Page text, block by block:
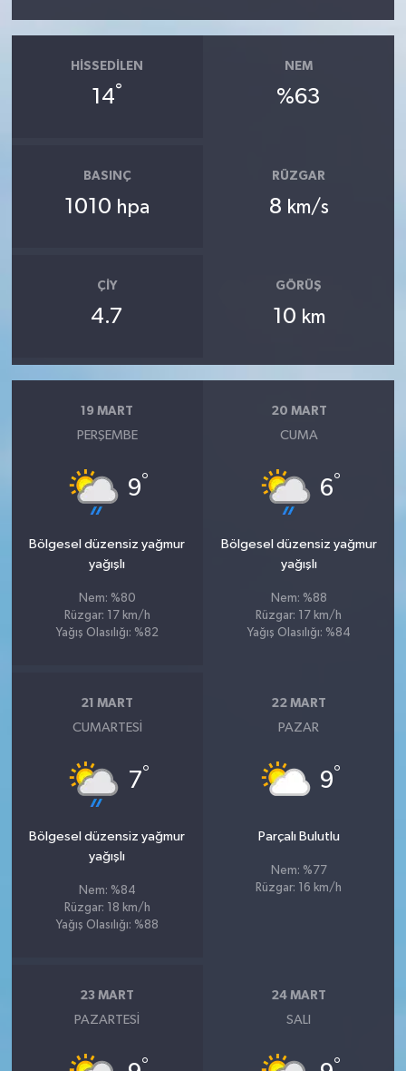
HISSEDILEN
14°
NEM
%63
BASINÇ
1010 hpa
RÜZGAR
8 km/s
ÇIY
4.7
GÖRÜŞ
10 km
19 MART
PERŞEMBE
9°
Bölgesel düzensiz yağmur
yağışlı
Nem: %80
Rüzgar: 17 km/h
Yağış Olasılığı: %82
20 MART
CUMA
6°
Bölgesel düzensiz yağmur
yağışlı
Nem: %88
Rüzgar: 17 km/h
Yağış Olasılığı: %84
21 MART
CUMARTESI
7°
Bölgesel düzensiz yağmur
yağışlı
Nem: %84
Rüzgar: 18 km/h
Yağış Olasılığı: %88
22 MART
PAZAR
9°
Parçalı Bulutlu
Nem: %77
Rüzgar: 16 km/h
23 MART
PAZARTESI
°
24 MART
SALI
°